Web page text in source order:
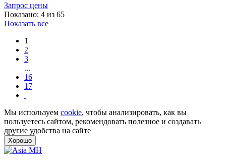
Запрос цены
Показано: 4 из 65
Показать все
1
2
3
...
16
17
Мы используем cookie, чтобы анализировать, как вы
пользуетесь сайтом, рекомендовать полезное и создавать
другие удобства на сайте
Хорошо